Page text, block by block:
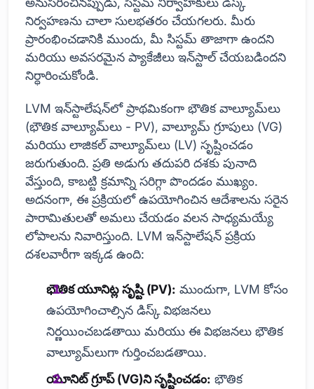
నిర్వహణను చాలా సులభతరం చేయగలరు. మీరు
ప్రారంభించడానికి ముందు, మీ సిస్టమ్ తాజాగా ఉందని
మరియు అవసరమైన ప్యాకేజీలు ఇన్‌స్టాల్ చేయబడిందని
నిర్ధారించుకోండి.
LVM ఇన్‌స్టాలేషన్‌లో ప్రాథమికంగా భౌతిక వాల్యూమ్‌లు
(భౌతిక వాల్యూమ్‌లు - PV), వాల్యూమ్ గ్రూపులు (VG)
మరియు లాజికల్ వాల్యూమ్‌లు (LV) సృష్టించడం
జరుగుతుంది. ప్రతి అడుగు తదుపరి దశకు పునాది
వేస్తుంది, కాబట్టి క్రమాన్ని సరిగ్గా పొందడం ముఖ్యం.
అదనంగా, ఈ ప్రక్రియలో ఉపయోగించిన ఆదేశాలను సరైన
పారామితులతో అమలు చేయడం వలన సాధ్యమయ్యే
లోపాలను నివారిస్తుంది. LVM ఇన్‌స్టాలేషన్ ప్రక్రియ
దశలవారీగా ఇక్కడ ఉంది:
భౌతిక యూనిట్ల సృష్టి (PV): ముందుగా, LVM కోసం
ఉపయోగించాల్సిన డిస్క్ విభజనలు
నిర్ణయించబడతాయి మరియు ఈ విభజనలు భౌతిక
వాల్యూమ్‌లుగా గుర్తించబడతాయి.
యూనిట్ గ్రూప్ (VG)ని సృష్టించడం: భౌతిక